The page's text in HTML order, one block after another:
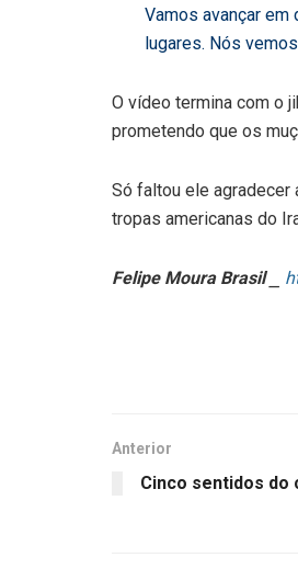
Vamos avançar
lugares. Nós
O vídeo termina com o
prometendo que os
Só faltou ele agradecer
tropas americanas do
Felipe Moura Brasil⎯
Anterior
Cinco sentidos do